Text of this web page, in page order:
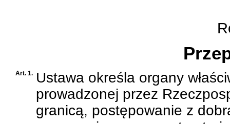
Art. 1. Ustawa określa organy
prowadzonej przez
granicą, postępowanie z